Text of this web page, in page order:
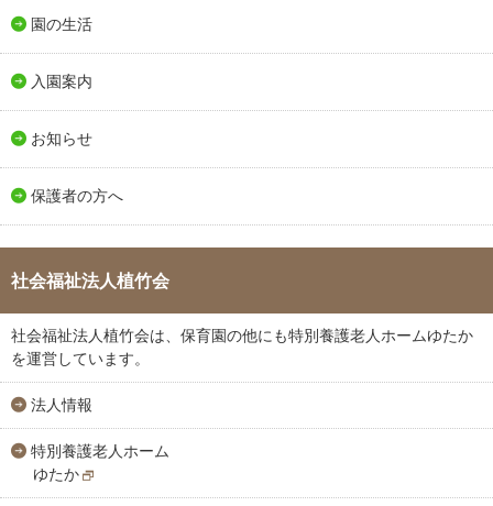
園の生活
入園案内
お知らせ
保護者の方へ
社会福祉法人植竹会
社会福祉法人植竹会は、保育園の他にも特別養護老人ホームゆたか
を運営しています。
法人情報
特別養護老人ホーム
ゆたか